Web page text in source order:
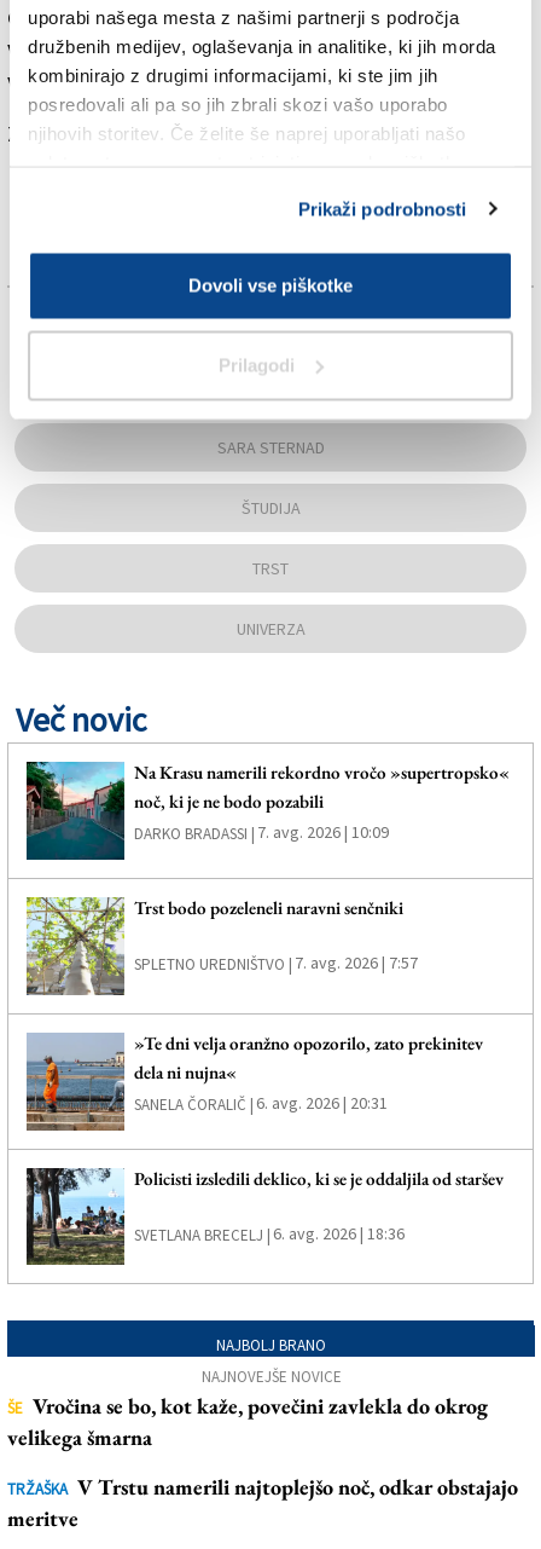
uporabi našega mesta z našimi partnerji s področja
družbenih medijev, oglaševanja in analitike, ki jih morda
kombinirajo z drugimi informacijami, ki ste jim jih
posredovali ali pa so jih zbrali skozi vašo uporabo
njihovih storitev. Če želite še naprej uporabljati našo
Prikaži podrobnosti
Dovoli vse piškotke
Prilagodi
dirkami v ekstremnih vremenskih razmerah nanje
vpliva toplotni stres, ki zahteva aklimatizacijo na
vročino.
Za branje in pisanje komentarjevje potrebna prijava
TAGS:
SARA STERNAD
ŠTUDIJA
TRST
UNIVERZA
Več novic
Na Krasu namerili rekordno vročo »supertropsko«
noč, ki je ne bodo pozabili
DARKO BRADASSI | 7. avg. 2026 | 10:09
Trst bodo pozeleneli naravni senčniki
SPLETNO UREDNIŠTVO | 7. avg. 2026 | 7:57
»Te dni velja oranžno opozorilo, zato prekinitev
dela ni nujna«
SANELA ČORALIČ | 6. avg. 2026 | 20:31
Policisti izsledili deklico, ki se je oddaljila od staršev
SVETLANA BRECELJ | 6. avg. 2026 | 18:36
NAJBOLJ BRANO
NAJNOVEJŠE NOVICE
ŠE Vročina se bo, kot kaže, povečini zavlekla do okrog
velikega šmarna
TRŽAŠKA V Trstu namerili najtoplejšo noč, odkar obstajajo
meritve